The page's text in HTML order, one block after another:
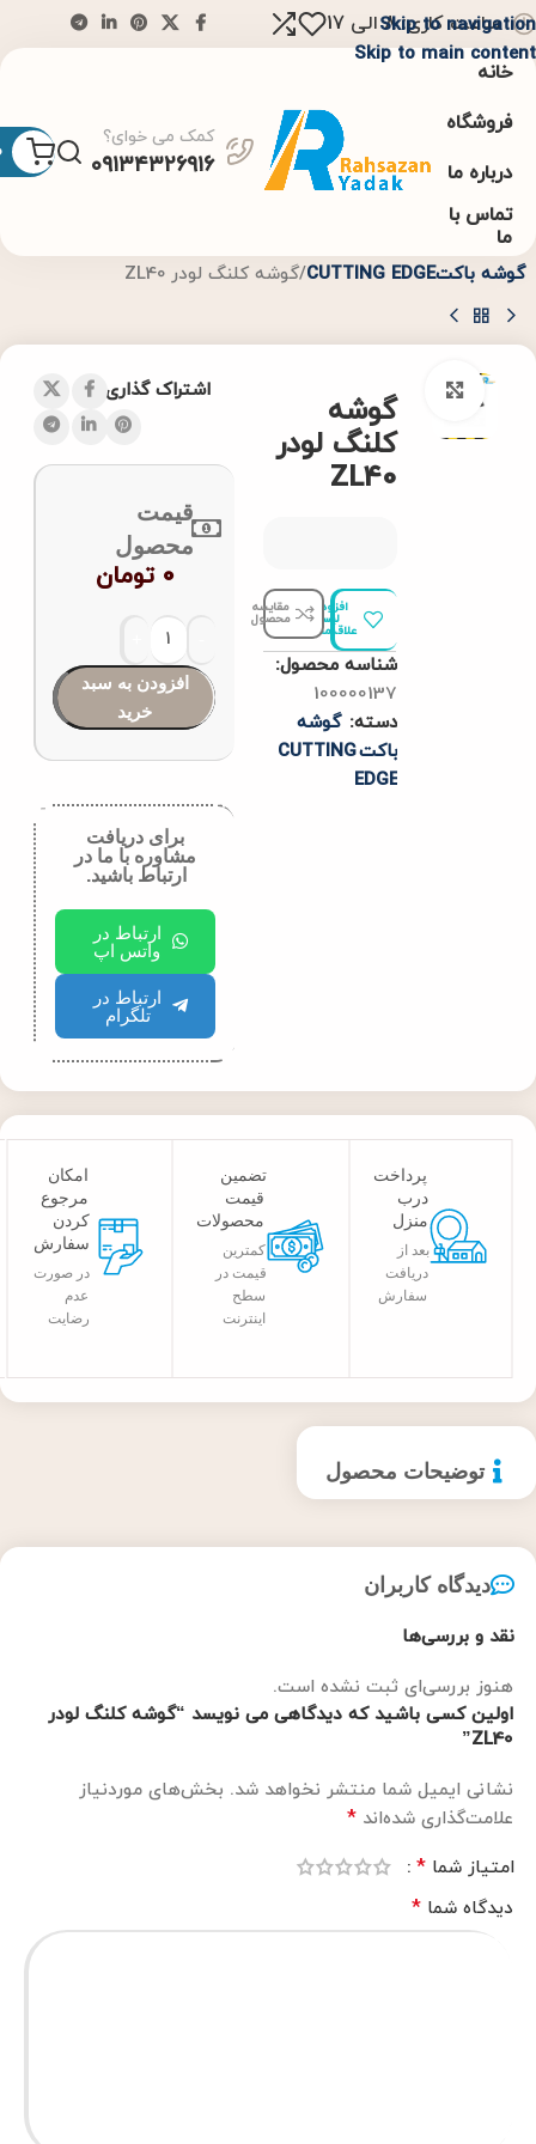
Skip to navigation
Skip to main content
ساعت کاری: 8 الی 17
خانه
فروشگاه
درباره ما
تماس با
ما
کمک می خوای؟
۰۹۱۳۴۳۲۶۹۱۶
خانه
گوشه باکتCUTTING EDGE
گوشه کلنگ لودر ZL40
Click to enlarge
گوشه
کلنگ لودر
ZL40
افزودن به
لیست
علاقه‌مندی‌ها
مقایسه
محصول
شناسه محصول:
100000137
دسته: گوشه
باکتCUTTING
EDGE
اشتراک گذاری
قیمت
محصول
0 تومان
افزودن به سبد
خرید
برای دریافت
مشاوره با ما در
ارتباط باشید.
ارتباط در
واتس اپ
ارتباط در
تلگرام
پرداخت
درب
منزل
بعد از
دریافت
سفارش
تضمین
قیمت
محصولات
کمترین
قیمت در
سطح
اینترنت
امکان
مرجوع
کردن
سفارش
در صورت
عدم
رضایت
توضیحات محصول
دیدگاه کاربران
نقد و بررسی‌ها
هنوز بررسی‌ای ثبت نشده است.
اولین کسی باشید که دیدگاهی می نویسد “گوشه کلنگ لودر
ZL40”
نشانی ایمیل شما منتشر نخواهد شد. بخش‌های موردنیاز
علامت‌گذاری شده‌اند*
امتیاز شما*
دیدگاه شما*